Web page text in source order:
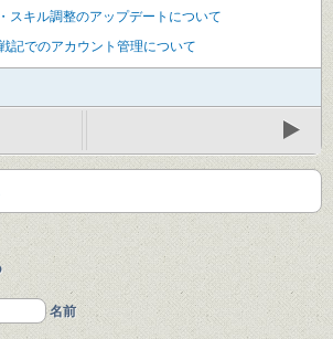
スキル調整のアップデートについて
記でのアカウント管理について
名前